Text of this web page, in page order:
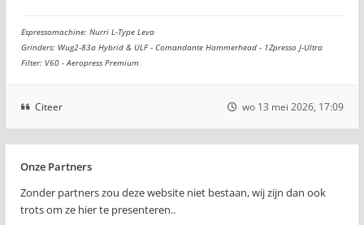
Espressomachine: Nurri L-Type Leva
Grinders: Wug2-83a Hybrid & ULF - Comandante Hammerhead - 1Zpresso J-Ultra
Filter: V60 - Aeropress Premium
Citeer wo 13 mei 2026, 17:09
Onze Partners
Zonder partners zou deze website niet bestaan, wij zijn dan ook
trots om ze hier te presenteren..